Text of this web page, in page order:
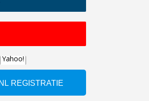
Yahoo!